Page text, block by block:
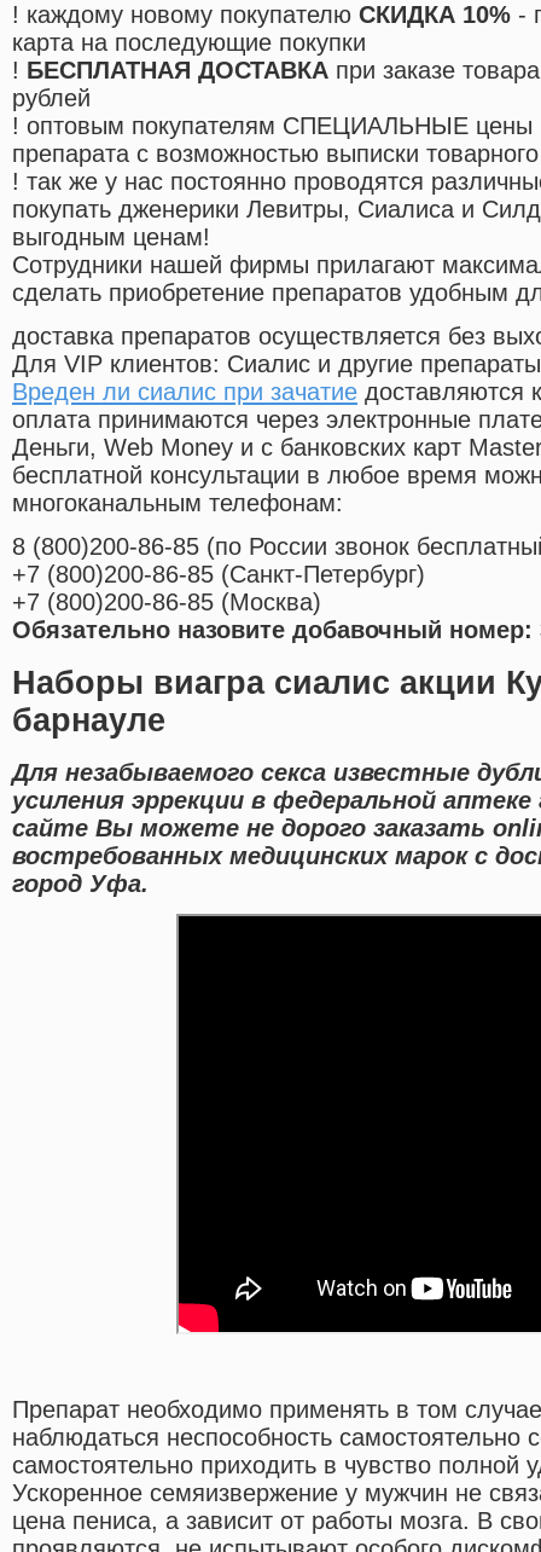
! каждому новому покупателю СКИДКА 10% -
карта на последующие покупки
! БЕСПЛАТНАЯ ДОСТАВКА при заказе
рублей
! оптовым покупателям СПЕЦИАЛЬНЫЕ цены
препарата с возможностью выписки
! так же у нас постоянно проводятся
покупать дженерики Левитры, Сиалиса и
выгодным ценам!
Cотрудники нашей фирмы прилагают
сделать приобретение препаратов удобным
доставка препаратов осуществляется без
Для VIP клиентов: Сиалис и другие
Вреден ли сиалис при зачатие доставляются
оплата принимаются через электронные
Деньги, Web Money и с банковских карт
бесплатной консультации в любое время
многоканальным телефонам:
8 (800)200-86-85 (по России звонок
+7 (800)200-86-85 (Санкт-Петербург)
+7 (800)200-86-85 (Москва)
Обязательно назовите добавочный номер:
Наборы виагра сиалис акции
барнауле
Для незабываемого секса известные
усиления эррекции в федеральной
сайте Вы можете не дорого заказать
востребованных медицинских марок с
город Уфа.
Препарат необходимо применять в том
наблюдаться неспособность самостоятельно
самостоятельно приходить в чувство полной
Ускоренное семяизвержение у мужчин не
цена пениса, а зависит от работы мозга. В